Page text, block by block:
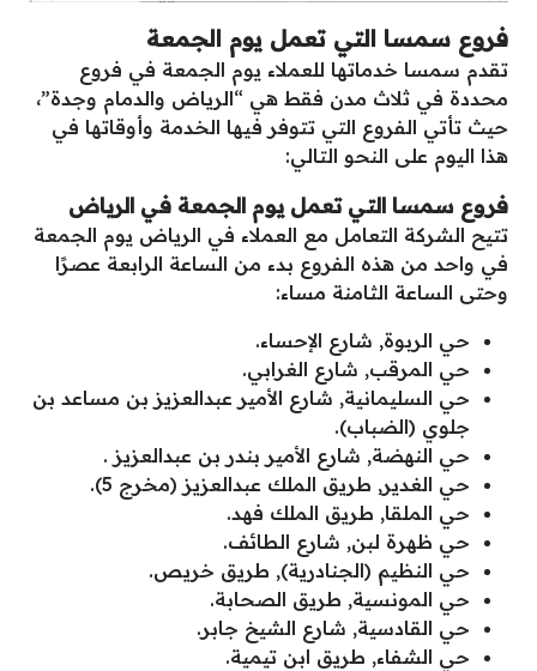
فروع سمسا التي تعمل يوم الجمعة
تقدم سمسا خدماتها للعملاء يوم الجمعة في فروع
محددة في ثلاث مدن فقط هي “الرياض والدمام وجدة”،
حيث تأتي الفروع التي تتوفر فيها الخدمة وأوقاتها في
هذا اليوم على النحو التالي:
فروع سمسا التي تعمل يوم الجمعة في الرياض
تتيح الشركة التعامل مع العملاء في الرياض يوم الجمعة
في واحد من هذه الفروع بدء من الساعة الرابعة عصرًا
وحتى الساعة الثامنة مساء:
حي الربوة, شارع الإحساء.
حي المرقب, شارع الغرابي.
حي السليمانية, شارع الأمير عبدالعزيز بن مساعد بن
جلوي (الضباب).
حي النهضة, شارع الأمير بندر بن عبدالعزيز .
حي الغدير, طريق الملك عبدالعزيز (مخرج 5).
حي الملقا, طريق الملك فهد.
حي ظهرة لبن, شارع الطائف.
حي النظيم (الجنادرية), طريق خريص.
حي المونسية, طريق الصحابة.
حي القادسية, شارع الشيخ جابر.
حي الشفاء, طريق ابن تيمية.